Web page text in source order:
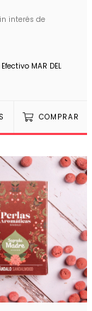
interés de
Efectivo MAR DEL
COMPRAR